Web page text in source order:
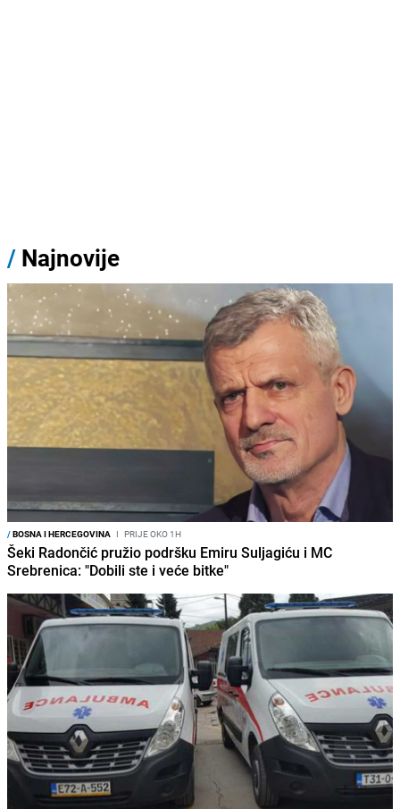
/ Najnovije
/BOSNA I HERCEGOVINA I PRIJE OKO 1H
Šeki Radončić pružio podršku Emiru Suljagiću i MC
Srebrenica: "Dobili ste i veće bitke"